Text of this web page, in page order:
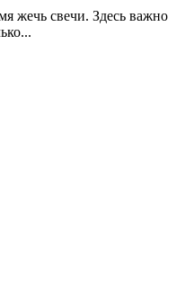
жечь свечи. Здесь важно